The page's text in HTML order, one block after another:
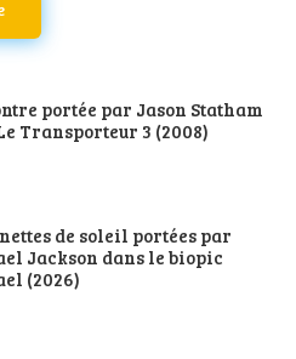
portée par Jason Statham
Transporteur 3 (2008)
de soleil portées par
Jackson dans le biopic
(2026)